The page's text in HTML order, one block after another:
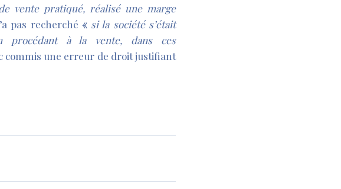
vente pratiqué, réalisé une marge
pas recherché « si la société s’était
procédant à la vente, dans ces
commis une erreur de droit justifiant